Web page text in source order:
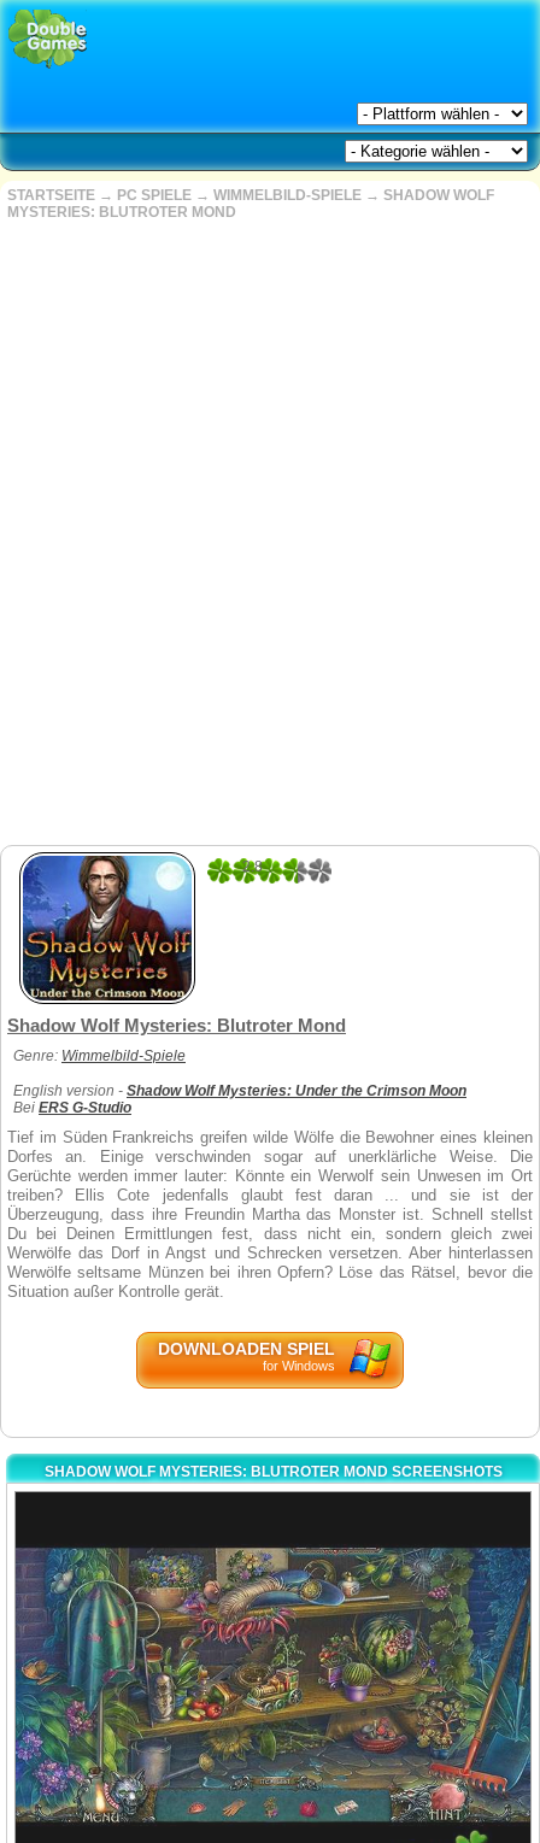
STARTSEITE → PC SPIELE → WIMMELBILD-SPIELE → SHADOW WOLF
MYSTERIES: BLUTROTER MOND
2.8
Shadow Wolf Mysteries: Blutroter Mond
Genre: Wimmelbild-Spiele
English version - Shadow Wolf Mysteries: Under the Crimson Moon
Bei ERS G-Studio
Tief im Süden Frankreichs greifen wilde Wölfe die Bewohner eines kleinen
Dorfes an. Einige verschwinden sogar auf unerklärliche Weise. Die
Gerüchte werden immer lauter: Könnte ein Werwolf sein Unwesen im Ort
treiben? Ellis Cote jedenfalls glaubt fest daran ... und sie ist der
Überzeugung, dass ihre Freundin Martha das Monster ist. Schnell stellst
Du bei Deinen Ermittlungen fest, dass nicht ein, sondern gleich zwei
Werwölfe das Dorf in Angst und Schrecken versetzen. Aber hinterlassen
Werwölfe seltsame Münzen bei ihren Opfern? Löse das Rätsel, bevor die
Situation außer Kontrolle gerät.
DOWNLOADEN SPIEL
for Windows
SHADOW WOLF MYSTERIES: BLUTROTER MOND SCREENSHOTS